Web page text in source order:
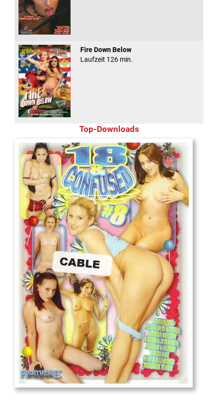
Fire Down Below
Laufzeit 126 min.
Top-Downloads
And Confused #8 - ...